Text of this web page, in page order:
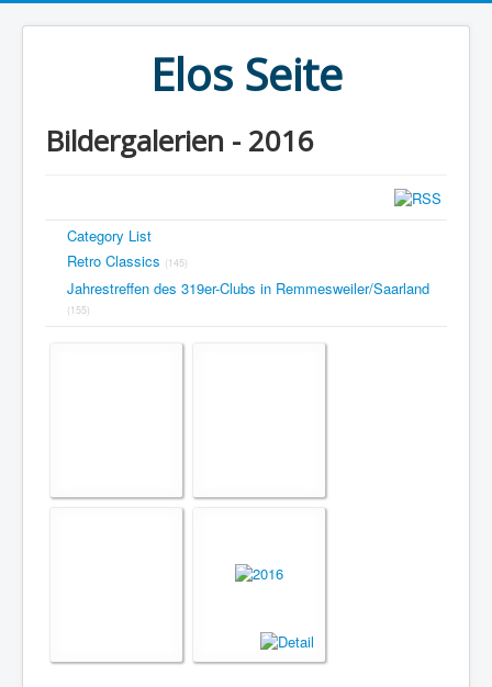
Elos Seite
Bildergalerien - 2016
Category List
Retro Classics (145)
Jahrestreffen des 319er-Clubs in Remmesweiler/Saarland
(155)